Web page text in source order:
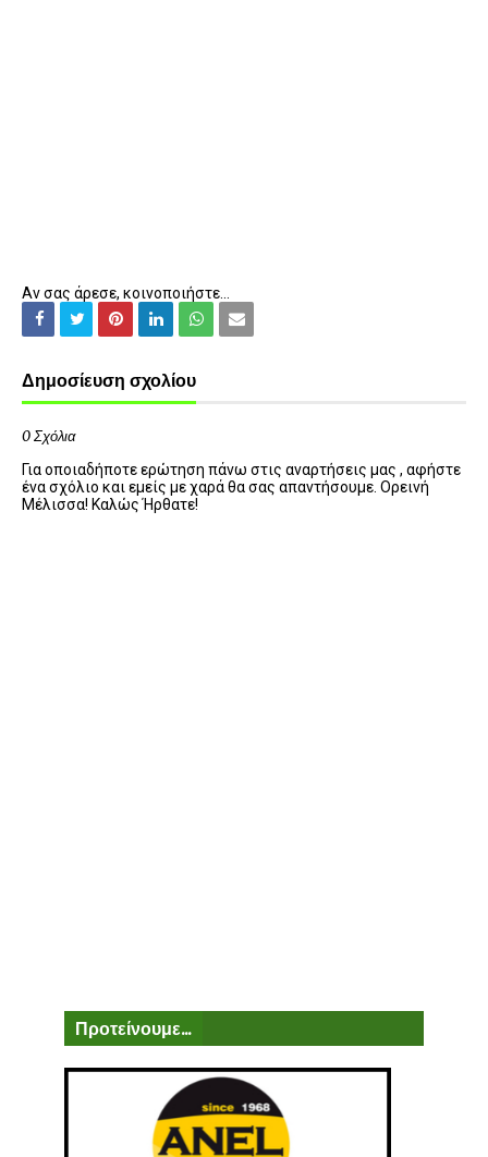
Αν σας άρεσε, κοινοποιήστε...
Δημοσίευση σχολίου
0 Σχόλια
Για οποιαδήποτε ερώτηση πάνω στις αναρτήσεις μας , αφήστε
ένα σχόλιο και εμείς με χαρά θα σας απαντήσουμε. Ορεινή
Μέλισσα! Καλώς Ήρθατε!
Προτείνουμε...